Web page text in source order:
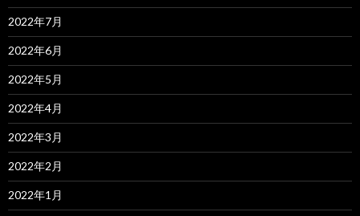
2022年7月
2022年6月
2022年5月
2022年4月
2022年3月
2022年2月
2022年1月